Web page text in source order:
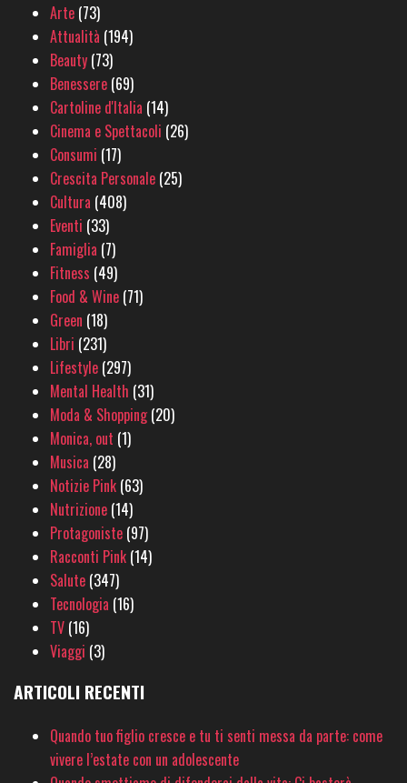
Arte (73)
Attualità (194)
Beauty (73)
Benessere (69)
Cartoline d'Italia (14)
Cinema e Spettacoli (26)
Consumi (17)
Crescita Personale (25)
Cultura (408)
Eventi (33)
Famiglia (7)
Fitness (49)
Food & Wine (71)
Green (18)
Libri (231)
Lifestyle (297)
Mental Health (31)
Moda & Shopping(20)
Monica, out (1)
Musica (28)
Notizie Pink (63)
Nutrizione (14)
Protagoniste (97)
Racconti Pink (14)
Salute (347)
Tecnologia (16)
TV (16)
Viaggi (3)
ARTICOLI RECENTI
Quando tuo figlio cresce e tu ti senti messa da parte: come
vivere l’estate con un adolescente